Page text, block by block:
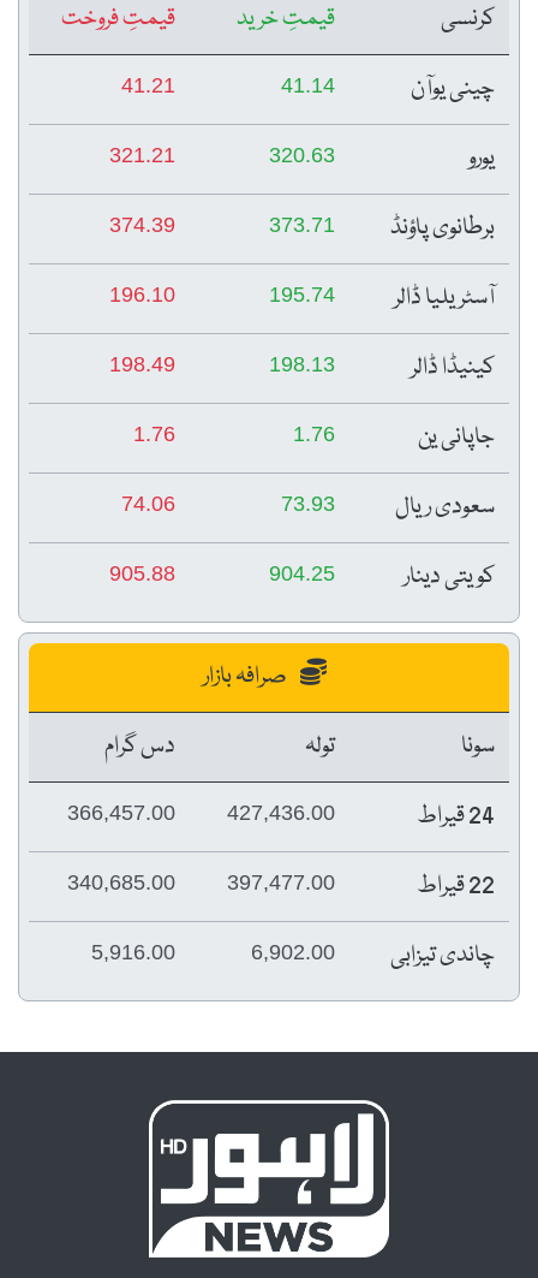
کرنسی
قیمتِ خرید
قیمتِ فروخت
چینی یوآن
41.14
41.21
یورو 320.63
321.21
برطانوی پاؤنڈ 373.71
374.39
آسٹریلیا ڈالر 195.74
196.10
کینیڈا ڈالر 198.13
198.49
جاپانی ین 1.76
1.76
سعودی ریال 73.93
74.06
کویتی دینار 904.25
905.88
صرافہ بازار
سونا
تولہ
دس گرام
24 قیراط
427,436.00
366,457.00
22 قیراط 397,477.00
340,685.00
چاندی تیزابی 6,902.00
5,916.00